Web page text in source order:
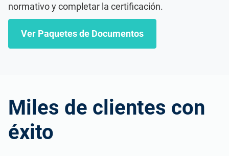
normativo y completar la certificación.
Ver Paquetes de Documentos
Miles de clientes con
éxito